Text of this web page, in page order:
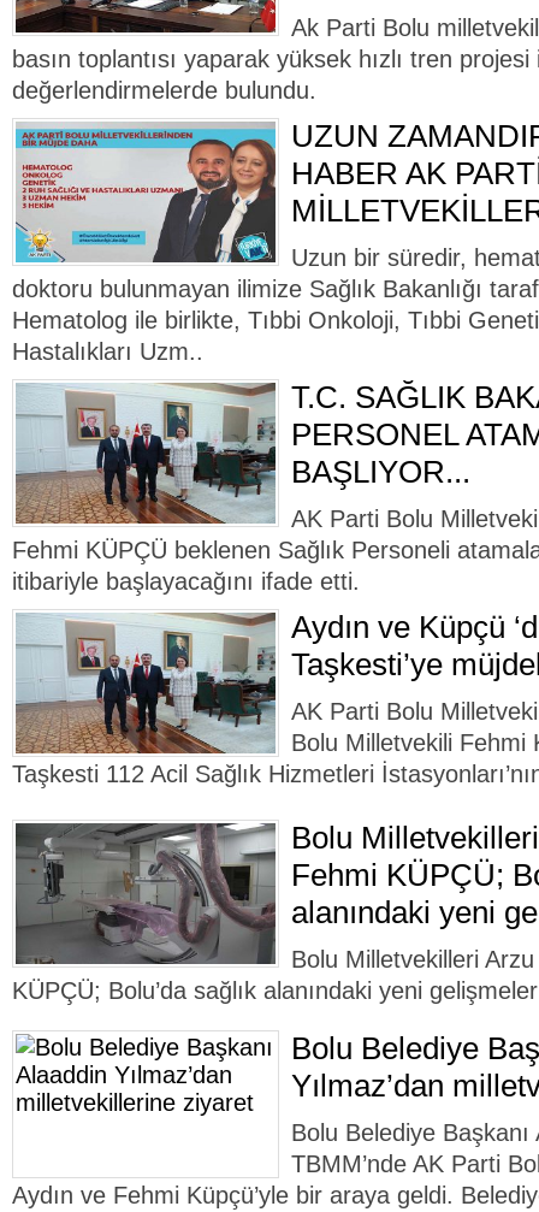
Ak Parti Bolu
basın toplantısı yaparak yüksek hızlı tren projesi
değerlendirmelerde bulundu.
UZUN
HABER AK
Uzun bir süredir,
doktoru bulunmayan ilimize Sağlık Bakanlığı
Hematolog ile birlikte, Tıbbi Onkoloji, Tıbbi
Hastalıkları Uzm..
T.C. SAĞLIK
PERSONEL
BAŞLIYOR...
AK Parti Bolu
Fehmi KÜPÇÜ beklenen Sağlık Personeli
itibariyle başlayacağını ifade etti.
Aydın ve Küpçü
Taşkesti’ye
AK Parti Bolu
Bolu Milletvekili Fehmi
Taşkesti 112 Acil Sağlık Hizmetleri
Bolu
Fehmi KÜPÇÜ;
alanındaki yeni
Bolu Milletvekilleri
KÜPÇÜ; Bolu’da sağlık alanındaki yeni
Bolu Belediye
Yılmaz’dan
Bolu Belediye Başkanı
TBMM’nde AK Parti
Aydın ve Fehmi Küpçü’yle bir araya geldi.